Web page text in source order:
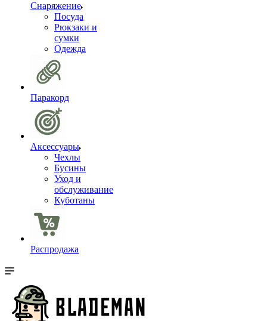
Снаряжение
Посуда
Рюкзаки и
сумки
Одежда
Паракорд
Аксессуары
Чехлы
Бусины
Уход и
обслуживание
Куботаны
Распродажа